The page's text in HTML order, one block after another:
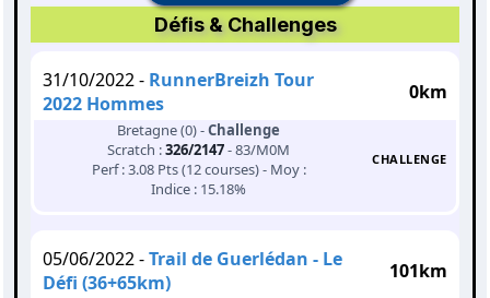
Défis & Challenges
31/10/2022 - RunnerBreizh Tour
2022 Hommes
0km
Bretagne (0) -Challenge
Scratch :326/2147- 83/M0M
Perf : 3.08 Pts (12 courses) - Moy :
Indice : 15.18%
CHALLENGE
05/06/2022 -Trail de Guerlédan - Le
Défi (36+65km)
101km